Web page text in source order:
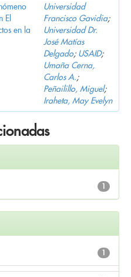
El
en la
Universidad
Francisco Gavidia;
Universidad Dr.
José Matías
Delgado; USAID;
Umaña Cerna,
Carlos A.;
Peñailillo, Miguel;
Iraheta, May Evelyn
1
1